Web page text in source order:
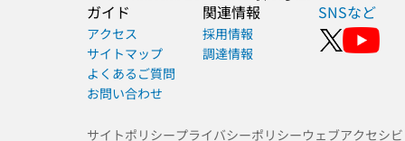
ガイド
アクセス
サイトマップ
よくあるご質問
お問い合わせ
関連情報
採用情報
調達情報
SNSなど
サイトポリシープライバシーポリシーウェブアクセシ